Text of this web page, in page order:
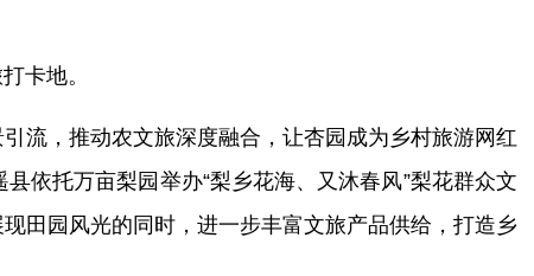
卡地。
流，推动农文旅深度融合，让杏园成为乡村旅游网红
依托万亩梨园举办“梨乡花海、又沐春风”梨花群众文
田园风光的同时，进一步丰富文旅产品供给，打造乡